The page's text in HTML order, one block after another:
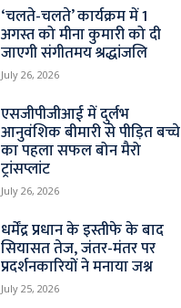
‘चलते-चलते’ कार्यक्रम में 1
अगस्त को मीना कुमारी को दी
जाएगी संगीतमय श्रद्धांजलि
July 26, 2026
एसजीपीजीआई में दुर्लभ
आनुवंशिक बीमारी से पीड़ित बच्चे
का पहला सफल बोन मैरो
ट्रांसप्लांट
July 26, 2026
धर्मेंद्र प्रधान के इस्तीफे के बाद
सियासत तेज, जंतर-मंतर पर
प्रदर्शनकारियों ने मनाया जश्न
July 25, 2026